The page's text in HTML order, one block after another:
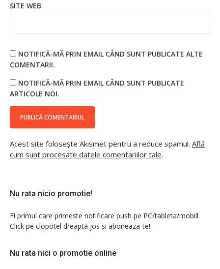
SITE WEB
NOTIFICĂ-MĂ PRIN EMAIL CÂND SUNT PUBLICATE ALTE
COMENTARII.
NOTIFICĂ-MĂ PRIN EMAIL CÂND SUNT PUBLICATE
ARTICOLE NOI.
Acest site folosește Akismet pentru a reduce spamul. Află
cum sunt procesate datele comentariilor tale.
Nu rata nicio promotie!
Fi primul care primeste notificare push pe PC/tableta/mobill.
Click pe clopotel dreapta jos si aboneaza-te!
Nu rata nici o promotie online